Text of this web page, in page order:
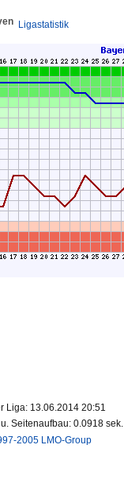
Ligastatistik
Liga: 13.06.2014 20:51
Seitenaufbau: 0.0918 sek.
2005 LMO-Group